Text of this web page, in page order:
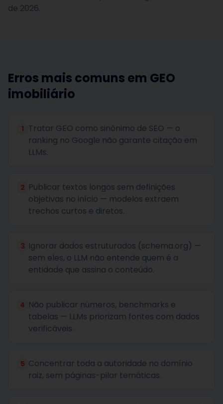
de 2026.
Erros mais comuns em GEO
imobiliário
1 Tratar GEO como sinônimo de SEO — o
ranking no Google não garante citação em
LLMs.
2 Publicar textos longos sem definições
objetivas no início — modelos extraem
trechos curtos e diretos.
3 Ignorar dados estruturados (schema.org) —
sem eles, o LLM não entende quem é a
entidade que assina o conteúdo.
4 Não publicar números, benchmarks e
tabelas — LLMs priorizam fontes com dados
verificáveis.
5 Concentrar toda a autoridade no domínio
raiz, sem páginas-pilar temáticas.